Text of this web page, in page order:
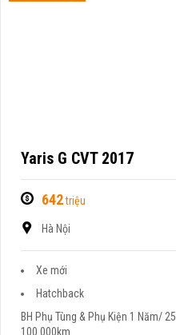
Yaris G CVT 2017
642triệu
Hà Nội
Xe mới
Hatchback
BH Phụ Tùng & Phụ Kiện 1 Năm/
100.000km